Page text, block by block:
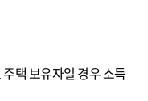
택 보유자일 경우 소득